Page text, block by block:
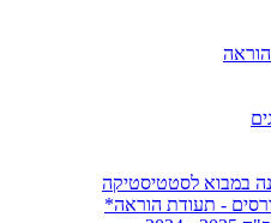
הוראה
במבוא לסטטיסטיקה
- תעודת הוראה*